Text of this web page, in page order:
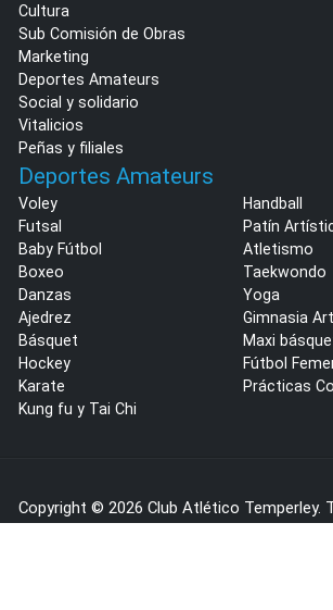
Cultura
Sub Comisión de Obras
Marketing
Deportes Amateurs
Social y solidario
Vitalicios
Peñas y filiales
Deportes Amateurs
Voley
Handball
Futsal
Patín
Baby Fútbol
Atletismo
Boxeo
Taekwondo
Danzas
Yoga
Ajedrez
Gimnasia
Básquet
Maxi
Hockey
Fútbol
Karate
Prácticas
Kung fu y Tai Chi
Copyright © 2026 Club Atlético Temperley.